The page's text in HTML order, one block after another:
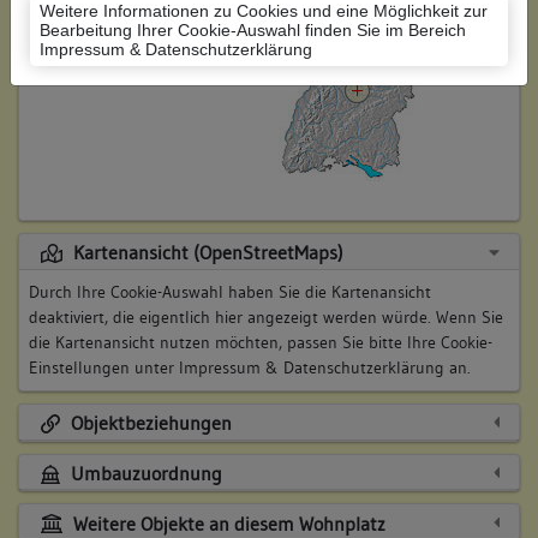
Weitere Informationen zu Cookies und eine Möglichkeit zur
Bearbeitung Ihrer Cookie-Auswahl finden Sie im Bereich
Impressum & Datenschutzerklärung
Lage des Wohnplatzes:
Kartenansicht (OpenStreetMaps)
Durch Ihre Cookie-Auswahl haben Sie die Kartenansicht
deaktiviert, die eigentlich hier angezeigt werden würde. Wenn Sie
die Kartenansicht nutzen möchten, passen Sie bitte Ihre Cookie-
Einstellungen unter Impressum & Datenschutzerklärung an.
Objektbeziehungen
Umbauzuordnung
Weitere Objekte an diesem Wohnplatz